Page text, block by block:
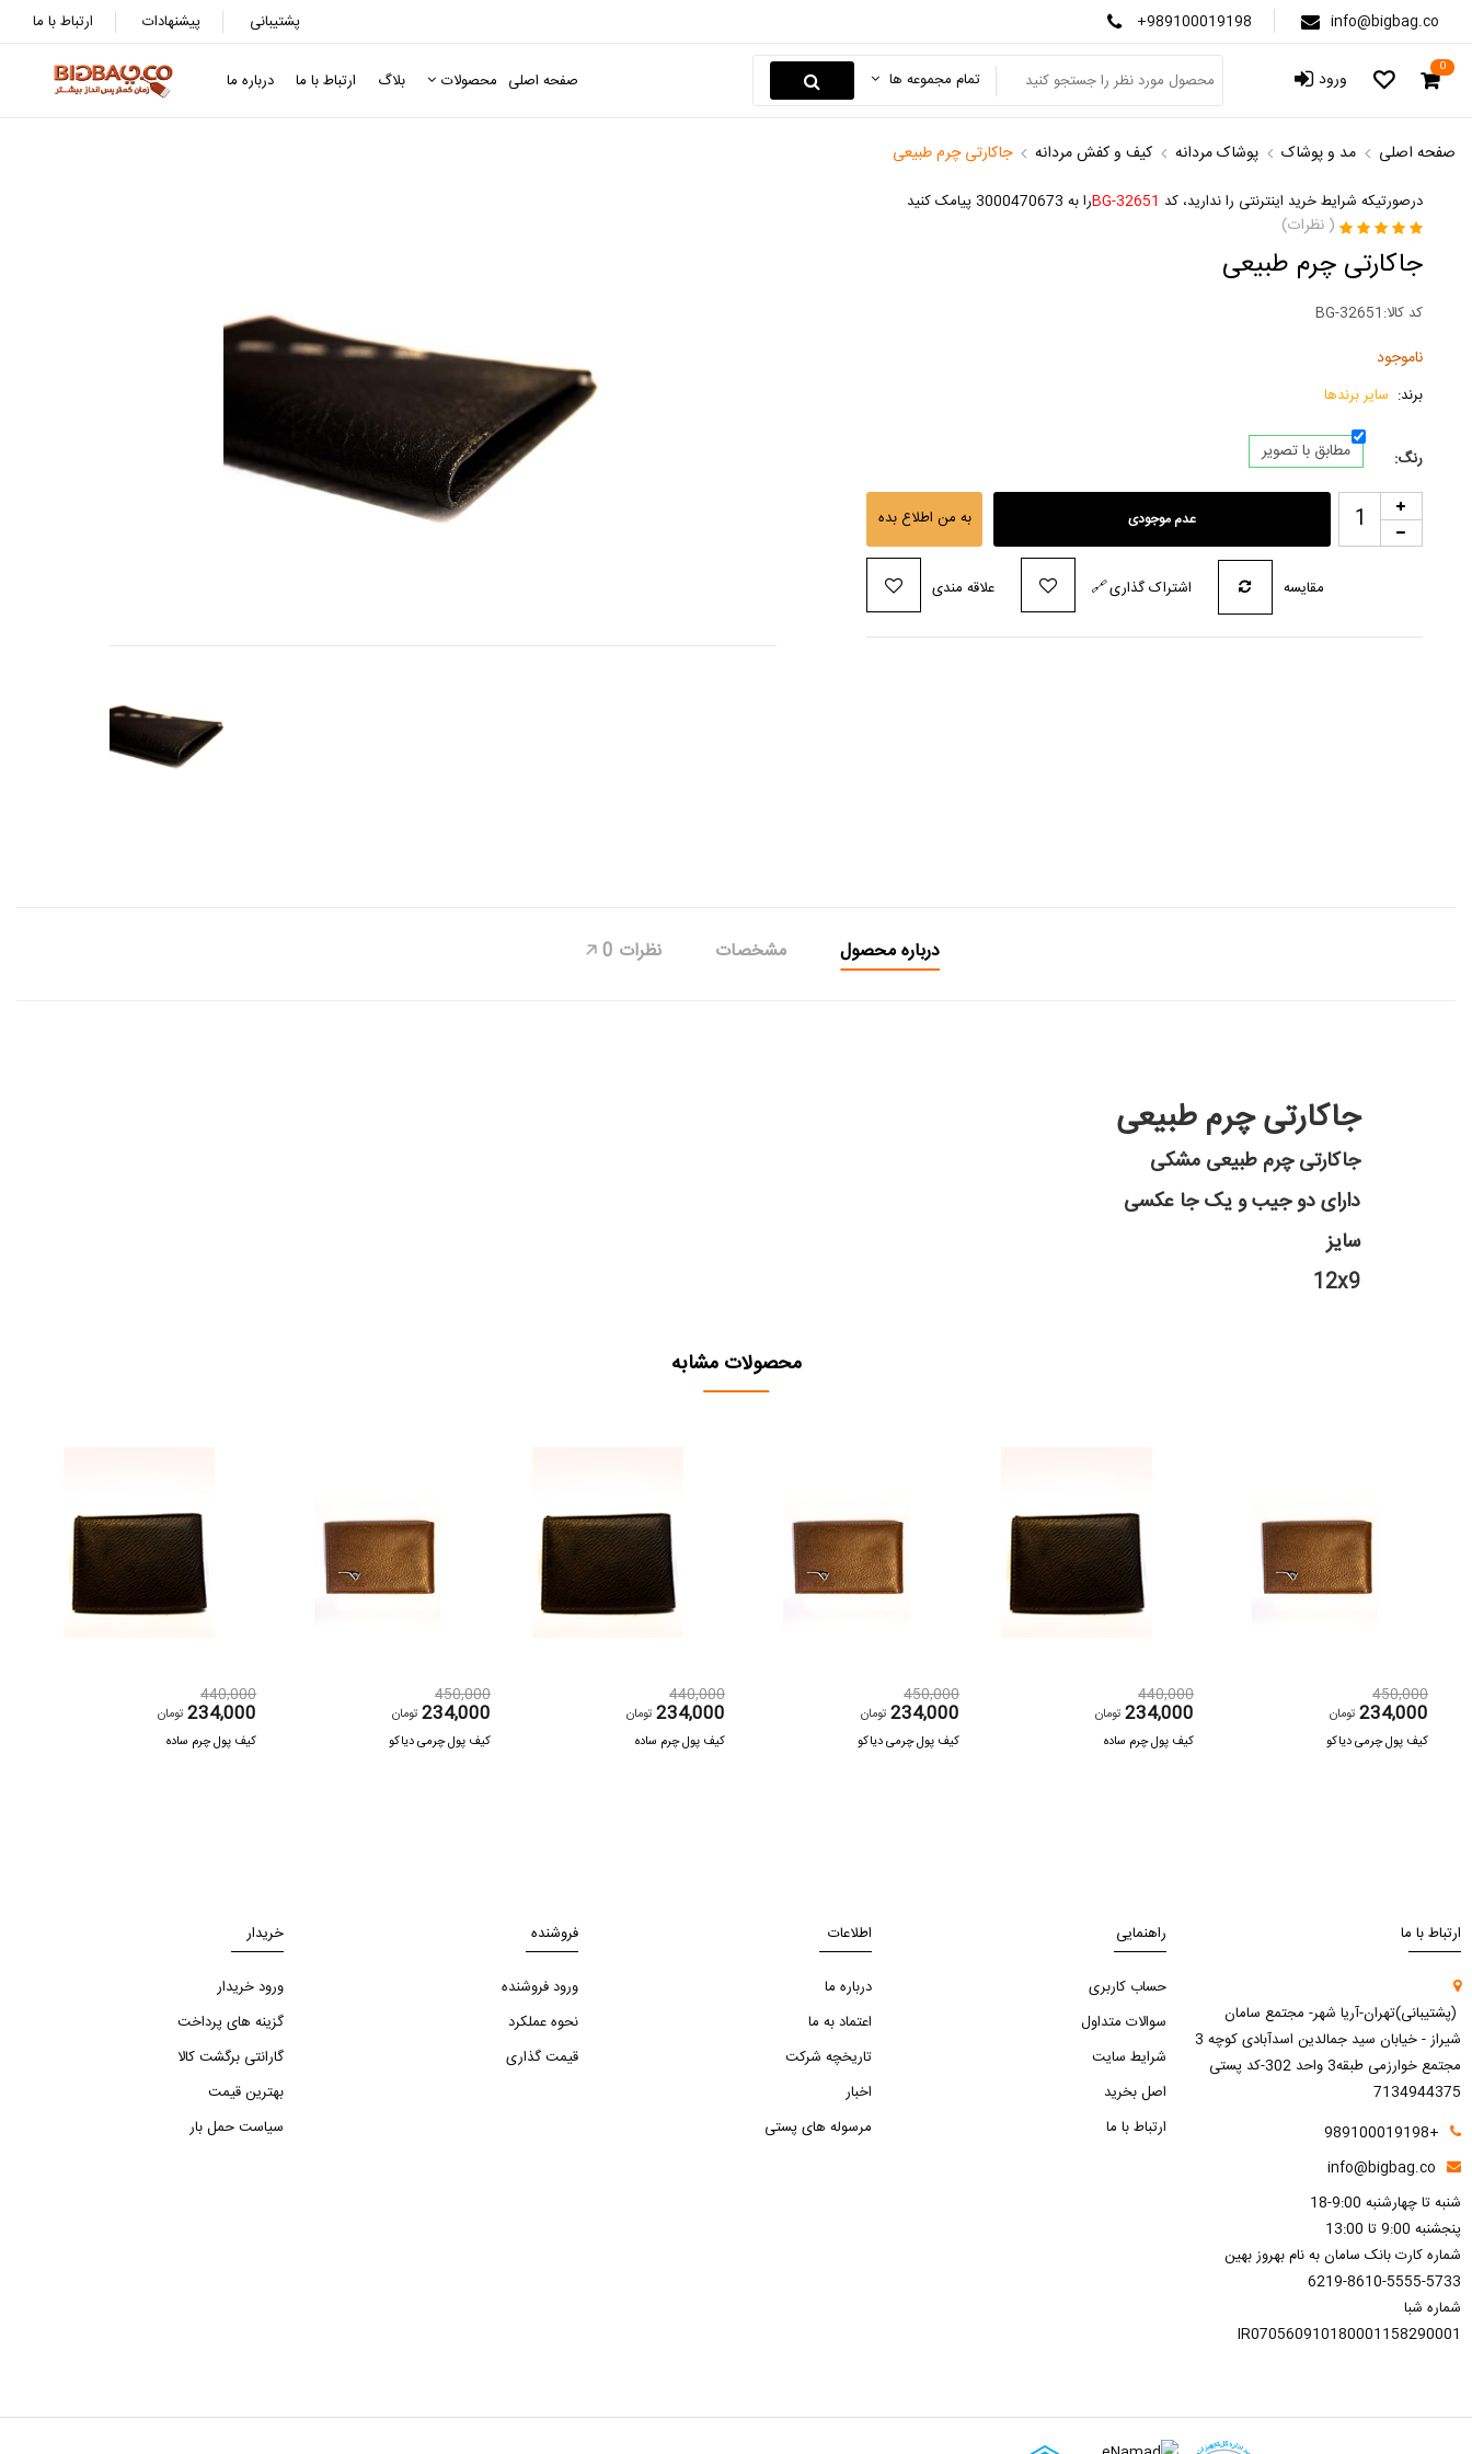
ارتباط با ما پیشنهادات پشتیبانی +989100019198 info@bigbag.co
صفحه اصلی محصولات بلاگ ارتباط با ما درباره ما تمام مجموعه ها ورود 0
صفحه اصلی مد و پوشاک پوشاک مردانه کیف و کفش مردانه جاکارتی چرم طبيعی
درصورتیکه شرایط خرید اینترنتی را ندارید، کد BG-32651را به 3000470673 پیامک کنید
( نظرات)
جاکارتی چرم طبيعی
کد کالا:BG-32651
ناموجود
برند: سایر برندها
رنگ: مطابق با تصویر
عدم موجودی به من اطلاع بده
علاقه مندی 🔗اشتراک گذاری مقایسه
درباره محصول مشخصات نظرات 0
🡥
جاکارتی چرم طبیعی
جاکارتی چرم طبیعی مشکی
دارای دو جیب و یک جا عکسی
سایز
12x9
محصولات مشابه
440,000
234,000 تومان
کیف پول چرم ساده
450,000
234,000 تومان
کیف پول چرمی دیاکو
440,000
234,000 تومان
کیف پول چرم ساده
450,000
234,000 تومان
کیف پول چرمی دیاکو
440,000
234,000 تومان
کیف پول چرم ساده
450,000
234,000 تومان
کیف پول چرمی دیاکو
ارتباط با ما
(پشتیبانی)تهران-آریا شهر- مجتمع سامان
شیراز - خیابان سید جمالدین اسدآبادی کوچه 3
مجتمع خوارزمی طبقه3 واحد 302-کد پستی
7134944375
+989100019198
info@bigbag.co
شنبه تا چهارشنبه 9:00-18
پنجشنبه 9:00 تا 13:00
شماره کارت بانک سامان به نام بهروز بهین
6219-8610-5555-5733
شماره شبا
IR070560910180001158290001
راهنمایی
حساب کاربری
سوالات متداول
شرایط سایت
اصل بخرید
ارتباط با ما
اطلاعات
درباره ما
اعتماد به ما
تاریخچه شرکت
اخبار
مرسوله های پستی
فروشنده
ورود فروشنده
نحوه عملکرد
قیمت گذاری
خریدار
ورود خریدار
گزینه های پرداخت
گارانتی برگشت کالا
بهترین قیمت
سیاست حمل بار